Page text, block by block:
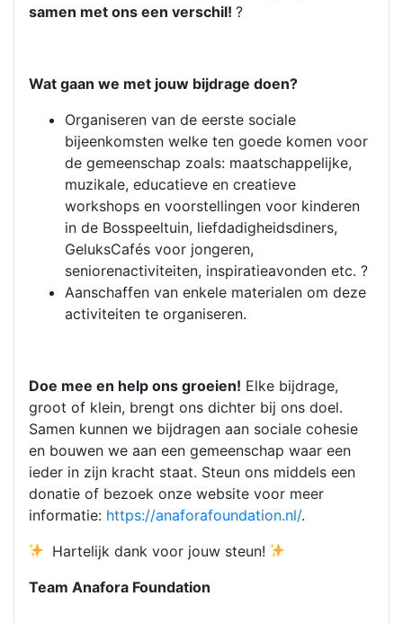
samen met ons een verschil! ?
Wat gaan we met jouw bijdrage doen?
Organiseren van de eerste sociale
bijeenkomsten welke ten goede komen voor
de gemeenschap zoals: maatschappelijke,
muzikale, educatieve en creatieve
workshops en voorstellingen voor kinderen
in de Bosspeeltuin, liefdadigheidsdiners,
GeluksCafés voor jongeren,
seniorenactiviteiten, inspiratieavonden etc. ?
Aanschaffen van enkele materialen om deze
activiteiten te organiseren.
Doe mee en help ons groeien! Elke bijdrage,
groot of klein, brengt ons dichter bij ons doel.
Samen kunnen we bijdragen aan sociale cohesie
en bouwen we aan een gemeenschap waar een
ieder in zijn kracht staat. Steun ons middels een
donatie of bezoek onze website voor meer
informatie: https://anaforafoundation.nl/.
Hartelijk dank voor jouw steun!
Team Anafora Foundation